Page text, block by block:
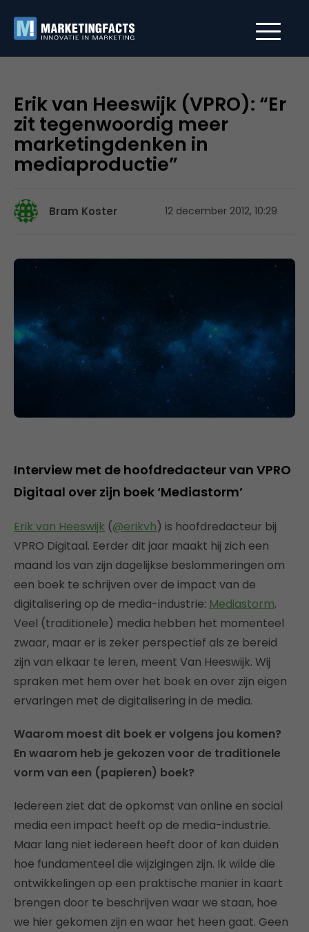
Erik van Heeswijk (VPRO): “Er
zit tegenwoordig meer
marketingdenken in
mediaproductie”
Bram Koster 12 december 2012, 10:29
Interview met de hoofdredacteur van VPRO
Digitaal over zijn boek ‘Mediastorm’
Erik van Heeswijk (@erikvh) is hoofdredacteur bij
VPRO Digitaal. Eerder dit jaar maakt hij zich een
maand los van zijn dagelijkse beslommeringen om
een boek te schrijven over de impact van de
digitalisering op de media-industrie: Mediastorm.
Veel (traditionele) media hebben het momenteel
zwaar, maar er is zeker perspectief als ze bereid
zijn van elkaar te leren, meent Van Heeswijk. Wij
spraken met hem over het boek en over zijn eigen
ervaringen met de digitalisering in de media.
Waarom moest dit boek er volgens jou komen?
En waarom heb je gekozen voor de traditionele
vorm van een (papieren) boek?
Iedereen ziet dat de opkomst van online en social
media een impact heeft op de media-industrie.
Maar lang niet iedereen heeft door of kan duiden
hoe fundamenteel die wijzigingen zijn. Ik wilde die
ontwikkelingen op een praktische manier in kaart
brengen door te beschrijven waar we staan, hoe
we hier gekomen zijn en waar het heen gaat. Geen